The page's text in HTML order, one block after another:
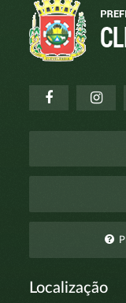
Localização